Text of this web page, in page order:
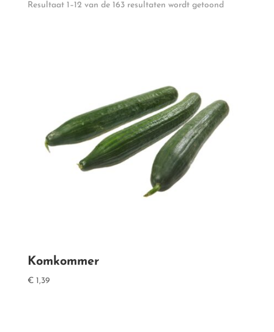
Resultaat 1–12 van de 163 resultaten wordt getoond
Komkommer
€1,39